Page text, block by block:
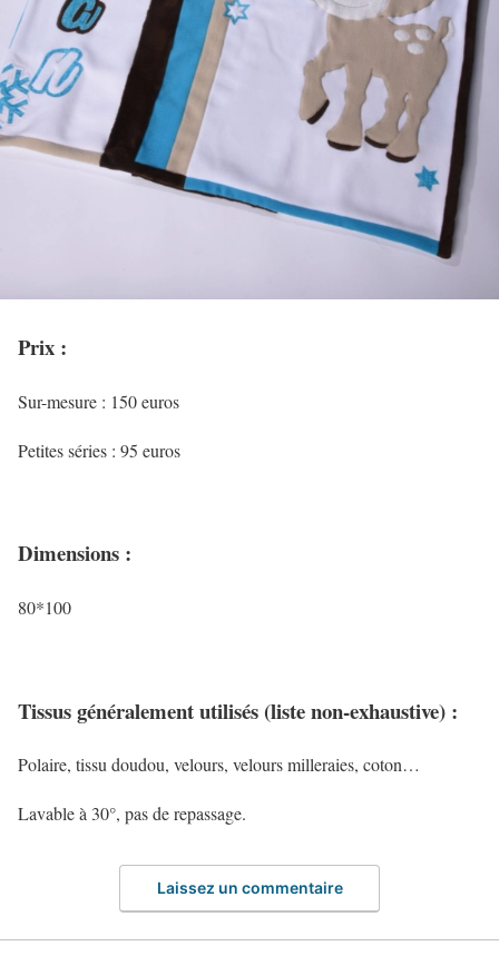
Prix :
Sur-mesure : 150 euros
Petites séries : 95 euros
Dimensions :
80*100
Tissus généralement utilisés (liste non-exhaustive) :
Polaire, tissu doudou, velours, velours milleraies, coton…
Lavable à 30°, pas de repassage.
Laissez un commentaire